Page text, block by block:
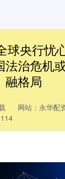
球央行忧
法治危机
融格局
网站：永华配